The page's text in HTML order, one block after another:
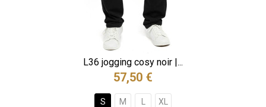
L36 jogging cosy noir |...
57,50 €
S M XL